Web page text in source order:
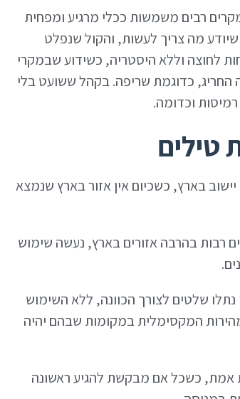
רבים משמשות ככלי מרגיע ומפחית
מה צריך לעשות, והקול שנפלט
לחוצה וללא היסטריה, כשידוע שבמקרי
החריג, כדוגמת שריפה. בקהל ששועט בלי
וכדומה.
טילים
יישוב בארץ, כשכיום אין אזור בארץ שנמצא
רבות בהרבה אזורים בארץ, נעשה שימוש
שלטים לצורך הכוונה, ללא השימוש
המקסימלית במקומות שבהם יהיה
אמת, כשכל אם מבקשת להגיע ראשונה